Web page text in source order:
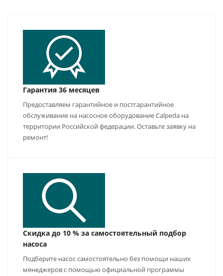
Гарантия 36 месяцев
Предоставляем гарантийное и постгарантийное
обслуживание на насосное оборудование Calpeda на
территории Российской федерации. Оставьте заявку на
ремонт!
Скидка до 10 % за самостоятельный подбор
насоса
Подберите насос самостоятельно без помощи наших
менеджеров с помощью официальной программы